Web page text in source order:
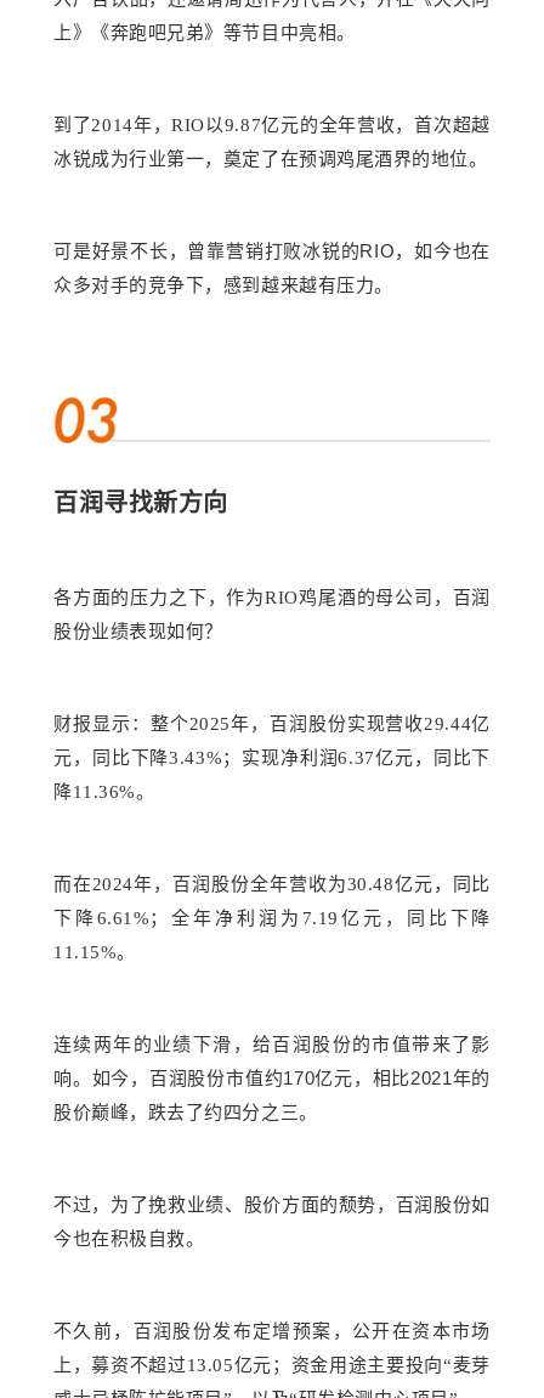
上》《奔跑吧兄弟》等节目中亮相。
到了2014年，RIO以9.87亿元的全年营收，首次超越
冰锐成为行业第一，奠定了在预调鸡尾酒界的地位。
可是好景不长，曾靠营销打败冰锐的RIO，如今也在
众多对手的竞争下，感到越来越有压力。
百润寻找新方向
各方面的压力之下，作为RIO鸡尾酒的母公司，百润
股份业绩表现如何？
财报显示：整个2025年，百润股份实现营收29.44亿
元，同比下降3.43%；实现净利润6.37亿元，同比下
降11.36%。
而在2024年，百润股份全年营收为30.48亿元，同比
下降6.61%；全年净利润为7.19亿元，同比下降
11.15%。
连续两年的业绩下滑，给百润股份的市值带来了影
响。如今，百润股份市值约170亿元，相比2021年的
股价巅峰，跌去了约四分之三。
不过， 为了挽救业绩、股价方面的颓势，百润 股份如
今也在积极自救。
不久前，百润股份发布定增预案， 公开在资本市场
上，募资不超过13.05亿元； 资金用途主要投向“麦芽